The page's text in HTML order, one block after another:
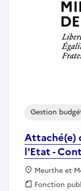
Attaché(e)
l'Etat -
Gestion
Localisation :
Meurthe et
Fonction
Fonction